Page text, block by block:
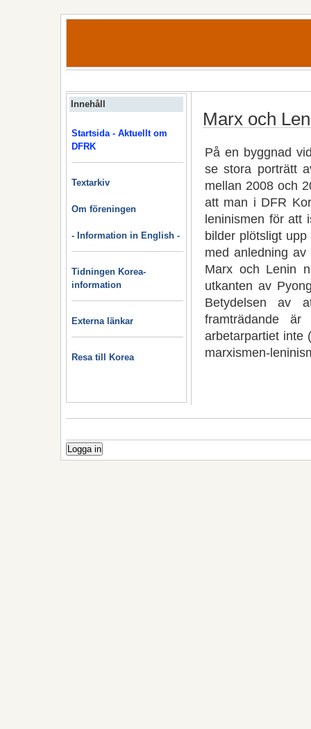
Innehåll
Startsida - Aktuellt om
DFRK
Textarkiv
Om föreningen
- Information in English -
Tidningen Korea-
information
Externa länkar
Resa till Korea
Marx och
På en byggnad
se stora porträtt
mellan 2008 och
att man i DFR
leninismen för att
bilder plötsligt
med anledning
Marx och Lenin
utkanten av
Betydelsen av
framträdande
arbetarpartiet inte
marxismen-
Logga in